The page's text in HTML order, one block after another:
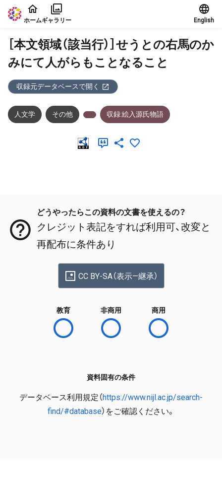
本文に飛ぶ
ホームギャラリー English
［本文領域（該当行）］せうとの右馬のか
みにて人がらもことなること
収録元データベースで開く
人文学 その他 収録:絵入源氏物語
どうやったらこの資料の文書を使えるの？
クレジット表記をすれば利用可、改変と
再配布に条件あり
CC BY-SA（表示—継承）
教育 非商用 商用
資料固有の条件
データベース利用規定（https://www.nijl.ac.jp/search-
find/#database）をご確認ください。